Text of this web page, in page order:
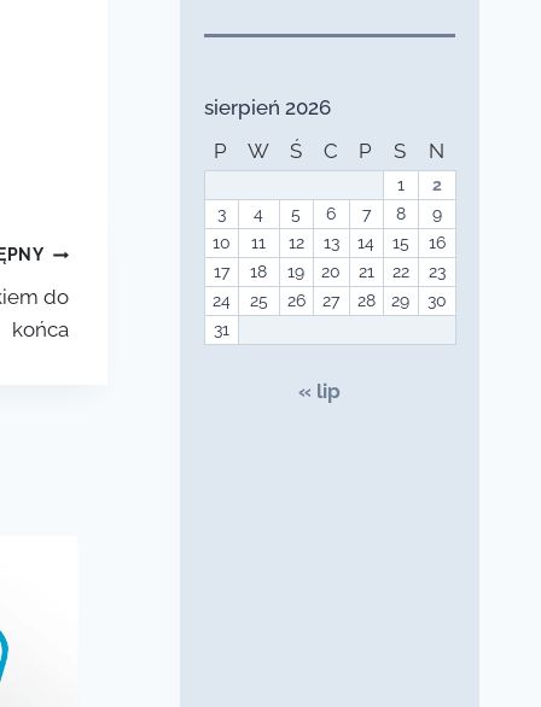
do
końca
sierpień 2026
P
W Ś C P S N
1
2
3
4 5 6 7 8
9
10
11 12 13 14 15
16
17
18 19 20 21 22
23
24
25 26 27 28 29
30
31
« lip